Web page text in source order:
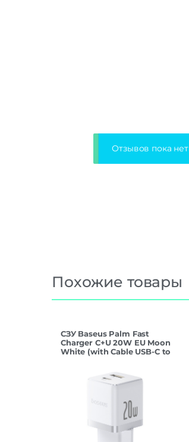
Отзывов пока нет
Похожие товары
СЗУ Baseus Palm Fast
Charger C+U 20W EU Moon
White (with Cable USB-C to